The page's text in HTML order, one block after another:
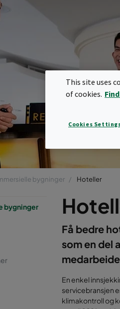
bygninger Hoteller
bygninger
Få bedre
som en del
En enkel
servicebransjen
klimakontroll og
This site uses
of cookies.
Cookies